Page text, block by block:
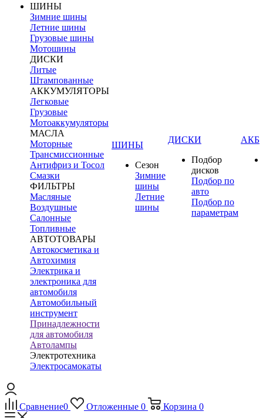
ШИНЫ
Зимние шины
Летние шины
Грузовые шины
Мотошины
ДИСКИ
Литые
Штампованные
АККУМУЛЯТОРЫ
Легковые
Грузовые
Мотоаккумуляторы
МАСЛА
Моторные
Трансмиссионные
Антифриз и Тосол
Смазки
ФИЛЬТРЫ
Масляные
Воздушные
Салонные
Топливные
АВТОТОВАРЫ
Автокосметика и
Автохимия
Электрика и
электроника для
автомобиля
Автомобильный
инструмент
Принадлежности
для автомобиля
Автолампы
Электротехника
Электросамокаты
ШИНЫ
Сезон
Зимние
шины
Летние
шины
ДИСКИ
Подбор
дисков
Подбор по
авто
Подбор по
параметрам
АКБ
Сравнение0 Отложенные 0 Корзина 0